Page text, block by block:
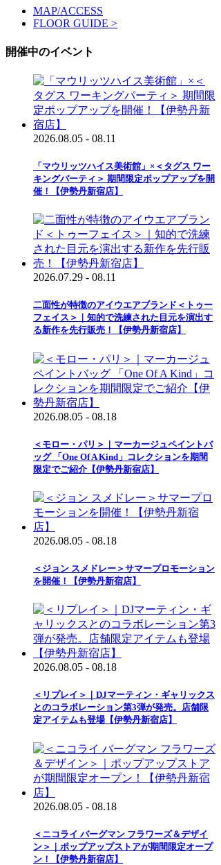
MAP/ACCESS
FLOOR GUIDE >
開催中のイベント
2026.08.05 - 08.11
「マウリッツハイス美術館」×＜タグス ワー
キングパーティ＞ 期間限定ポップアップを開
催！【伊勢丹新宿店】
2026.07.29 - 08.11
二面性が特徴のアイウエアブランド＜トゥー
フェイス＞｜知的で洗練された目元を演出す
る新作を先行販売！【伊勢丹新宿店】
2026.08.05 - 08.18
＜モロー・パリ＞｜マーカージュペイントバ
ッグ 「One Of A Kind」コレクションを期間
限定でご紹介【伊勢丹新宿店】
2026.08.05 - 08.18
＜ジョン スメドレー＞サマープロモーション
を開催！【伊勢丹新宿店】
2026.08.05 - 08.18
＜リプレイ＞｜DJマーティン・ギャリックス
とのコラボレーション第3弾が発売。店舗限
定アイテムも登場【伊勢丹新宿店】
2026.08.05 - 08.18
＜ニコライ バーグマン フラワーズ＆デザイ
ン＞｜ポップアップストアが期間限定オープ
ン！【伊勢丹新宿店】